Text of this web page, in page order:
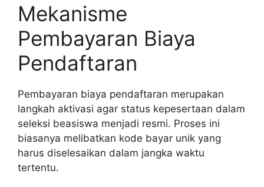
Mekanisme
Pembayaran Biaya
Pendaftaran
Pembayaran biaya pendaftaran merupakan
langkah aktivasi agar status kepesertaan dalam
seleksi beasiswa menjadi resmi. Proses ini
biasanya melibatkan kode bayar unik yang
harus diselesaikan dalam jangka waktu
tertentu.